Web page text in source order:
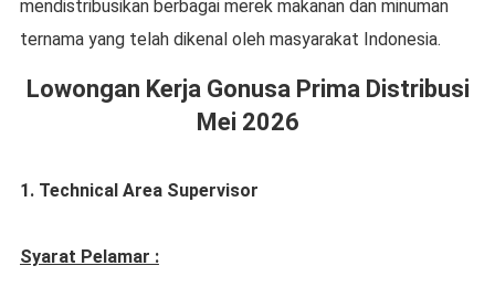
mendistribusikan berbagai merek makanan dan minuman
ternama yang telah dikenal oleh masyarakat Indonesia.
Lowongan Kerja Gonusa Prima Distribusi
Mei 2026
1. Technical Area Supervisor
Syarat Pelamar :